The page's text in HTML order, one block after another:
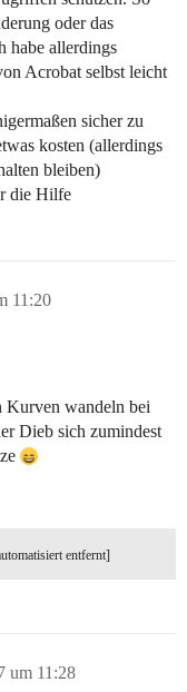
oder das
habe allerdings
Acrobat selbst leicht
sicher zu
kosten (allerdings
bleiben)
die Hilfe
11:20
wandeln bei
Dieb sich zumindest
entfernt]
um 11:28